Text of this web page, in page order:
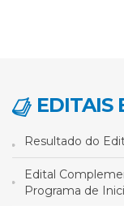
EDITAIS
Resultado do
Edital
Programa de